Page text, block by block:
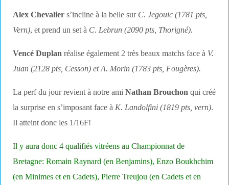
Alex Chevalier s’incline à la belle sur C. Jegouic (1781 pts,
Vern), et prend un set à C. Lebrun (2090 pts, Thorigné).
Vencé Duplan réalise également 2 très beaux matchs face à V.
Juan (2128 pts, Cesson) et A. Morin (1783 pts, Fougères).
La perf du jour revient à notre ami Nathan Brouchon qui créé
la surprise en s’imposant face àK. Landolfini (1819 pts, vern).
Il atteint donc les 1/16F!
Il y aura donc 4 qualifiés vitréens au Championnat de
Bretagne: Romain Raynard (en Benjamins), Enzo Boukhchim
(en Minimes et en Cadets), Pierre Treujou (en Cadets et en